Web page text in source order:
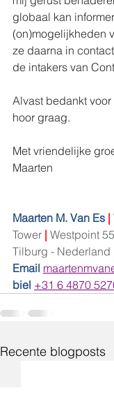
globaal kan
(on)mogelijkheden
ze daarna in
de intakers van
Alvast bedankt
hoor graag.
Met vriendelijke
Maarten
Maarten M. Van Es |
Tower | Westpoint
Tilburg - Nederland
Email
biel +31 6 4870
Recente blogposts